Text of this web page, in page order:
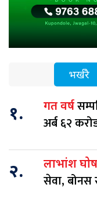
भर्खरै
१. गत वर्ष
अर्ब ६२
२. लाभांश
सेवा, बोनस